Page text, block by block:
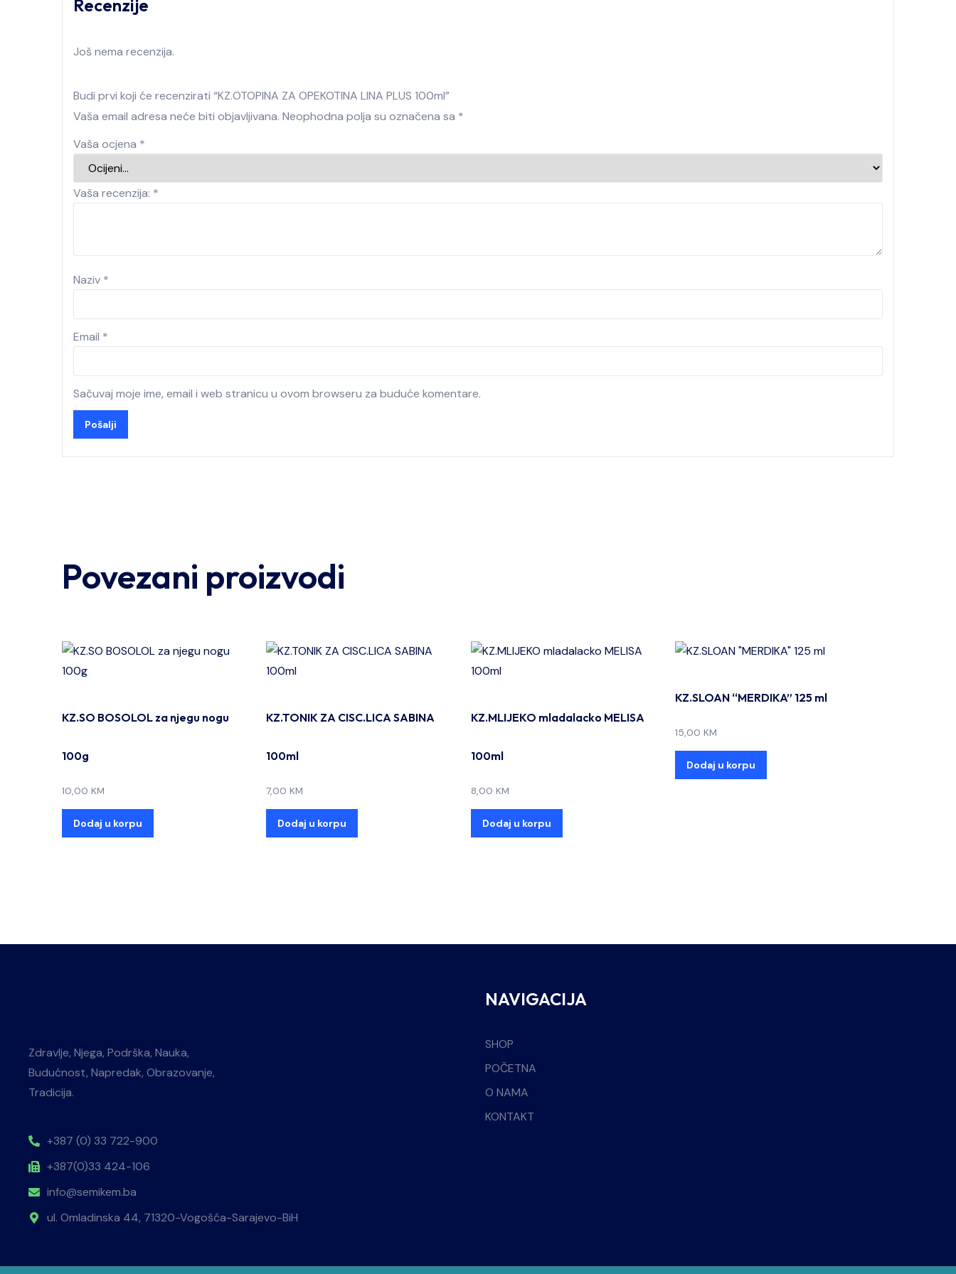
Recenzije
Još nema recenzija.
Budi prvi koji će recenzirati “KZ.OTOPINA ZA OPEKOTINA LINA PLUS 100ml”
Vaša email adresa neće biti objavljivana. Neophodna polja su označena sa *
Vaša ocjena *
Vaša recenzija: *
Naziv *
Email *
Sačuvaj moje ime, email i web stranicu u ovom browseru za buduće komentare.
Povezani proizvodi
KZ.SO BOSOLOL za njegu nogu
100g
10,00 KM
Dodaj u korpu
KZ.TONIK ZA CISC.LICA SABINA
100ml
7,00 KM
Dodaj u korpu
KZ.MLIJEKO mladalacko MELISA
100ml
8,00 KM
Dodaj u korpu
KZ.SLOAN “MERDIKA” 125 ml
15,00 KM
Dodaj u korpu
Zdravlje, Njega, Podrška, Nauka,
Budućnost, Napredak, Obrazovanje,
Tradicija.
+387 (0) 33 722-900
+387(0)33 424-106
info@semikem.ba
ul. Omladinska 44, 71320-Vogošća-Sarajevo-BiH
NAVIGACIJA
SHOP
POČETNA
O NAMA
KONTAKT